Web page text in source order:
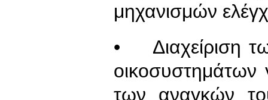
μηχανισμών
• Διαχείριση
των αναγκών